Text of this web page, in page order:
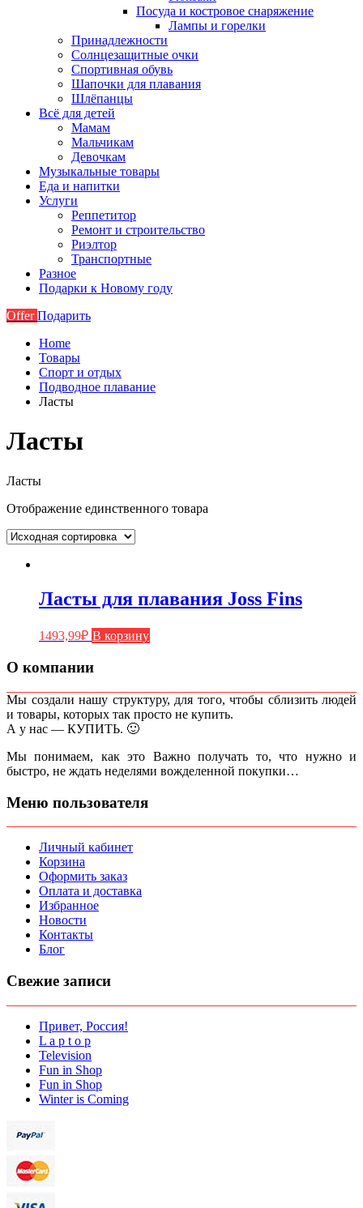
Посуда и костровое снаряжение
Лампы и горелки
Принадлежности
Солнцезащитные очки
Спортивная обувь
Шапочки для плавания
Шлёпанцы
Всё для детей
Мамам
Мальчикам
Девочкам
Музыкальные товары
Еда и напитки
Услуги
Реппетитор
Ремонт и строительство
Риэлтор
Транспортные
Разное
Подарки к Новому году
OfferПодарить
Home
Товары
Спорт и отдых
Подводное плавание
Ласты
Ласты
Ласты
Отображение единственного товара
Ласты для плавания Joss Fins
1493,99₽ В корзину
О компании
Мы создали нашу структуру, для того, чтобы сблизить людей
и товары, которых так просто не купить.
А у нас — КУПИТЬ. 🙂
Мы понимаем, как это Важно получать то, что нужно и
быстро, не ждать неделями вожделенной покупки…
Меню пользователя
Личный кабинет
Корзина
Оформить заказ
Оплата и доставка
Избранное
Новости
Контакты
Блог
Свежие записи
Привет, Россия!
L a p t o p
Television
Fun in Shop
Fun in Shop
Winter is Coming